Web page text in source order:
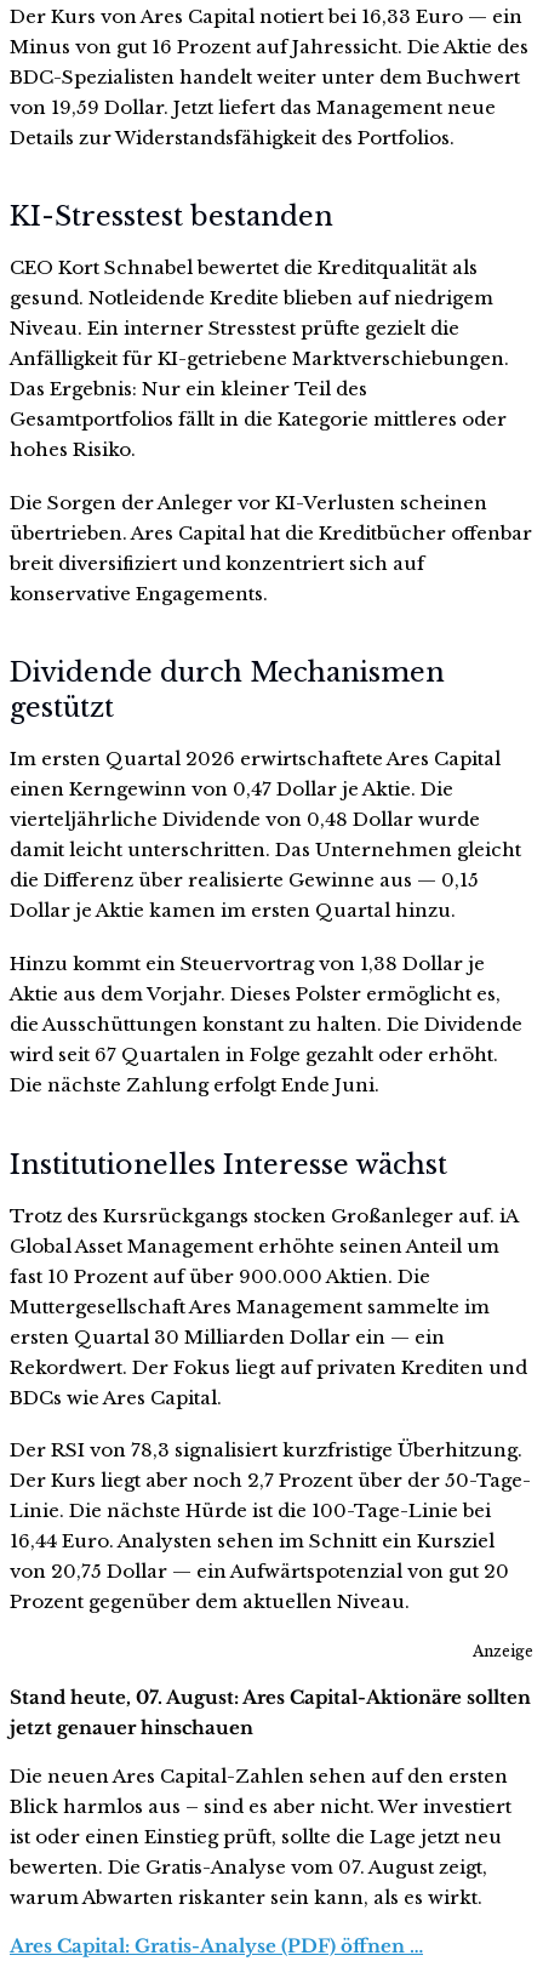
Der Kurs von Ares Capital notiert bei 16,33 Euro — ein
Minus von gut 16 Prozent auf Jahressicht. Die Aktie des
BDC-Spezialisten handelt weiter unter dem Buchwert
von 19,59 Dollar. Jetzt liefert das Management neue
Details zur Widerstandsfähigkeit des Portfolios.
KI-Stresstest bestanden
CEO Kort Schnabel bewertet die Kreditqualität als
gesund. Notleidende Kredite blieben auf niedrigem
Niveau. Ein interner Stresstest prüfte gezielt die
Anfälligkeit für KI-getriebene Marktverschiebungen.
Das Ergebnis: Nur ein kleiner Teil des
Gesamtportfolios fällt in die Kategorie mittleres oder
hohes Risiko.
Die Sorgen der Anleger vor KI-Verlusten scheinen
übertrieben. Ares Capital hat die Kreditbücher offenbar
breit diversifiziert und konzentriert sich auf
konservative Engagements.
Dividende durch Mechanismen
gestützt
Im ersten Quartal 2026 erwirtschaftete Ares Capital
einen Kerngewinn von 0,47 Dollar je Aktie. Die
vierteljährliche Dividende von 0,48 Dollar wurde
damit leicht unterschritten. Das Unternehmen gleicht
die Differenz über realisierte Gewinne aus — 0,15
Dollar je Aktie kamen im ersten Quartal hinzu.
Hinzu kommt ein Steuervortrag von 1,38 Dollar je
Aktie aus dem Vorjahr. Dieses Polster ermöglicht es,
die Ausschüttungen konstant zu halten. Die Dividende
wird seit 67 Quartalen in Folge gezahlt oder erhöht.
Die nächste Zahlung erfolgt Ende Juni.
Institutionelles Interesse wächst
Trotz des Kursrückgangs stocken Großanleger auf. iA
Global Asset Management erhöhte seinen Anteil um
fast 10 Prozent auf über 900.000 Aktien. Die
Muttergesellschaft Ares Management sammelte im
ersten Quartal 30 Milliarden Dollar ein — ein
Rekordwert. Der Fokus liegt auf privaten Krediten und
BDCs wie Ares Capital.
Der RSI von 78,3 signalisiert kurzfristige Überhitzung.
Der Kurs liegt aber noch 2,7 Prozent über der 50-Tage-
Linie. Die nächste Hürde ist die 100-Tage-Linie bei
16,44 Euro. Analysten sehen im Schnitt ein Kursziel
von 20,75 Dollar — ein Aufwärtspotenzial von gut 20
Prozent gegenüber dem aktuellen Niveau.
Anzeige
Stand heute, 07. August: Ares Capital-Aktionäre sollten
jetzt genauer hinschauen
Die neuen Ares Capital-Zahlen sehen auf den ersten
Blick harmlos aus – sind es aber nicht. Wer investiert
ist oder einen Einstieg prüft, sollte die Lage jetzt neu
bewerten. Die Gratis-Analyse vom 07. August zeigt,
warum Abwarten riskanter sein kann, als es wirkt.
Ares Capital: Gratis-Analyse (PDF) öffnen …